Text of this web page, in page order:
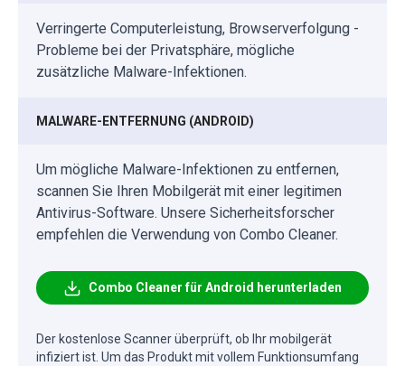
Verringerte Computerleistung, Browserverfolgung -
Probleme bei der Privatsphäre, mögliche
zusätzliche Malware-Infektionen.
MALWARE-ENTFERNUNG (ANDROID)
Um mögliche Malware-Infektionen zu entfernen,
scannen Sie Ihren Mobilgerät mit einer legitimen
Antivirus-Software. Unsere Sicherheitsforscher
empfehlen die Verwendung von Combo Cleaner.
Combo Cleaner für Android herunterladen
Der kostenlose Scanner überprüft, ob Ihr mobilgerät
infiziert ist. Um das Produkt mit vollem Funktionsumfang